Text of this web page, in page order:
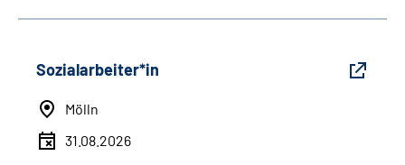
Sozialarbeiter*in
Mölln
31.08.2026